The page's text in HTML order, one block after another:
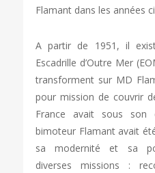
Flamant dans les années
A partir de 1951, il
Escadrille d’Outre Mer
transforment sur MD
pour mission de couvrir
France avait sous son
bimoteur Flamant avait
sa modernité et sa
diverses missions :